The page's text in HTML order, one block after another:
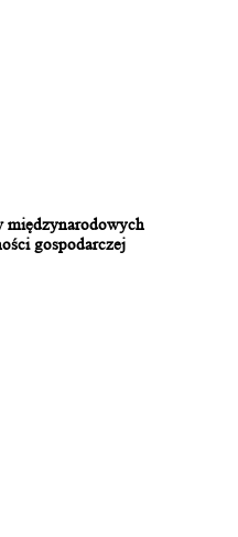
międzynarodowych
gospodarczej